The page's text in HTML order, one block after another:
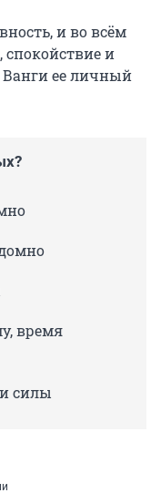
и во всём
спокойствие и
Ванги ее личный
время
силы